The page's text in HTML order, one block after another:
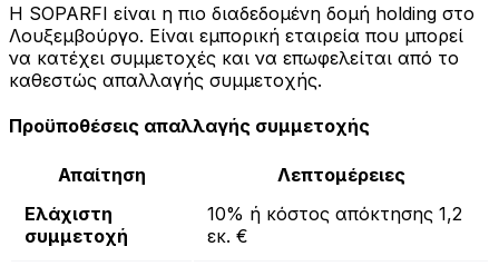
Η SOPARFI είναι η πιο διαδεδομένη δομή holding στο
Λουξεμβούργο. Είναι εμπορική εταιρεία που μπορεί
να κατέχει συμμετοχές και να επωφελείται από το
καθεστώς απαλλαγής συμμετοχής.
Προϋποθέσεις απαλλαγής συμμετοχής
Απαίτηση
Λεπτομέρειες
Ελάχιστη
συμμετοχή
10% ή κόστος απόκτησης 1,2
εκ. €